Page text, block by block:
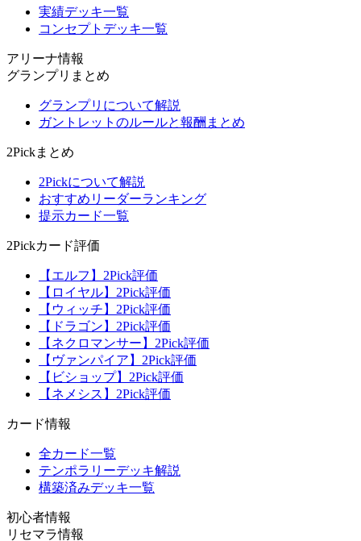
実績デッキ一覧
コンセプトデッキ一覧
アリーナ情報
グランプリまとめ
グランプリについて解説
ガントレットのルールと報酬まとめ
2Pickまとめ
2Pickについて解説
おすすめリーダーランキング
提示カード一覧
2Pickカード評価
【エルフ】2Pick評価
【ロイヤル】2Pick評価
【ウィッチ】2Pick評価
【ドラゴン】2Pick評価
【ネクロマンサー】2Pick評価
【ヴァンパイア】2Pick評価
【ビショップ】2Pick評価
【ネメシス】2Pick評価
カード情報
全カード一覧
テンポラリーデッキ解説
構築済みデッキ一覧
初心者情報
リセマラ情報